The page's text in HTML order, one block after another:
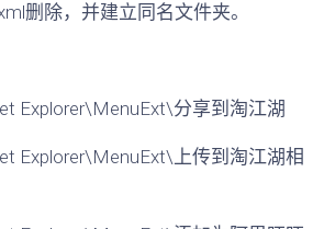
删除，并建立同名文件夹。
Explorer\MenuExt\分享到淘江湖
Explorer\MenuExt\上传到淘江湖相